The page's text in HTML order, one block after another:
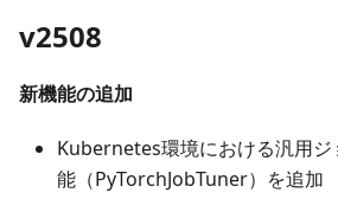
v2508
新機能の追加
Kubernetes環境における汎用
能（PyTorchJobTuner）を追加